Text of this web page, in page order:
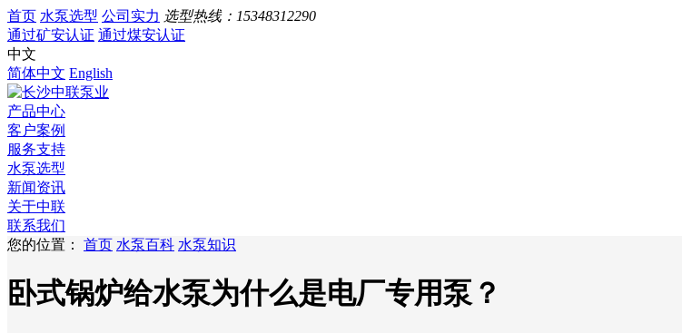
首页 水泵选型 公司实力 选型热线： 15348312290
通过矿安认证 通过煤安认证
中文
简体中文 English
产品中心
客户案例
服务支持
水泵选型
新闻资讯
关于中联
联系我们
您的位置： 首页 水泵百科 水泵知识
卧式锅炉给水泵为什么是电厂专用泵？